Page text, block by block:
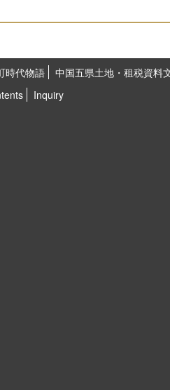
時代物語
中国五県土地・租税資料
Inquiry